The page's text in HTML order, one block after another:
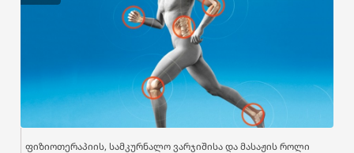
ფიზიოთერაპიის, სამკურნალო ვარჯიშისა და მასაჟის როლი